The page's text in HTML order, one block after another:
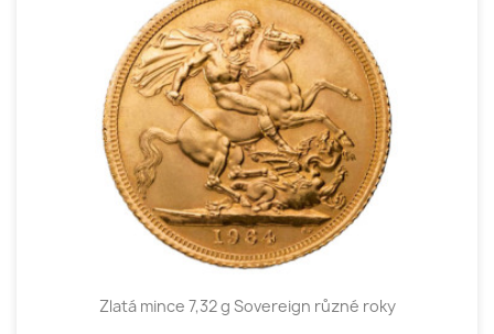
Zlatá mince 7,32 g Sovereign různé roky